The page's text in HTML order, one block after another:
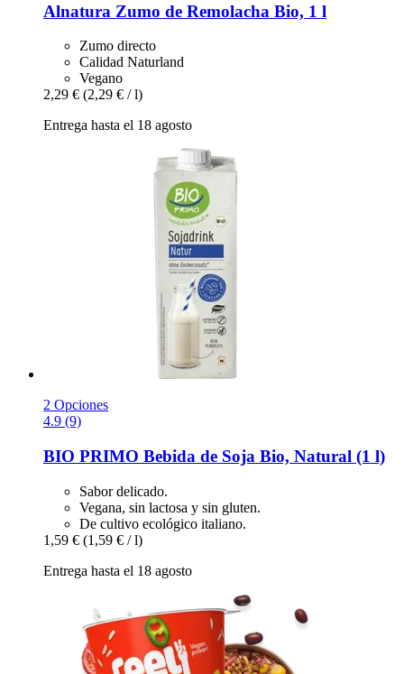
Alnatura Zumo de Remolacha Bio, 1 l
Zumo directo
Calidad Naturland
Vegano
2,29 € (2,29 € / l)
Entrega hasta el 18 agosto
2 Opciones
4.9 (9)
BIO PRIMO Bebida de Soja Bio, Natural (1 l)
Sabor delicado.
Vegana, sin lactosa y sin gluten.
De cultivo ecológico italiano.
1,59 € (1,59 € / l)
Entrega hasta el 18 agosto